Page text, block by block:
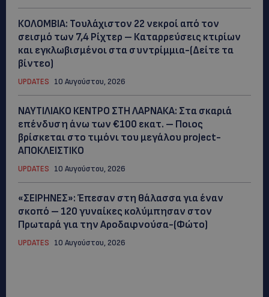
ΚΟΛΟΜΒΙΑ: Τουλάχιστον 22 νεκροί από τον
σεισμό των 7,4 Ρίχτερ – Καταρρεύσεις κτιρίων
και εγκλωβισμένοι στα συντρίμμια-(Δείτε τα
βίντεο)
UPDATES 10 Αυγούστου, 2026
ΝΑΥΤΙΛΙΑΚΟ ΚΕΝΤΡΟ ΣΤΗ ΛΑΡΝΑΚΑ: Στα σκαριά
επένδυση άνω των €100 εκατ. – Ποιος
βρίσκεται στο τιμόνι του μεγάλου project-
ΑΠΟΚΛΕΙΣΤΙΚΟ
UPDATES 10 Αυγούστου, 2026
«ΣΕΙΡΗΝΕΣ»: Έπεσαν στη θάλασσα για έναν
σκοπό – 120 γυναίκες κολύμπησαν στον
Πρωταρά για την Αροδαφνούσα-(Φώτο)
UPDATES 10 Αυγούστου, 2026